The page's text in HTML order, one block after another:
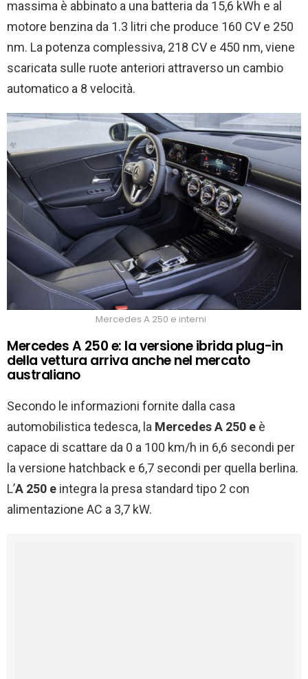
massima è abbinato a una batteria da 15,6 kWh e al
motore benzina da 1.3 litri che produce 160 CV e 250
nm. La potenza complessiva, 218 CV e 450 nm, viene
scaricata sulle ruote anteriori attraverso un cambio
automatico a 8 velocità.
Mercedes A 250 e interni
Mercedes A 250 e: la versione ibrida plug-in
della vettura arriva anche nel mercato
australiano
Secondo le informazioni fornite dalla casa
automobilistica tedesca, la Mercedes A 250 e è
capace di scattare da 0 a 100 km/h in 6,6 secondi per
la versione hatchback e 6,7 secondi per quella berlina.
L’A 250 e integra la presa standard tipo 2 con
alimentazione AC a 3,7 kW.